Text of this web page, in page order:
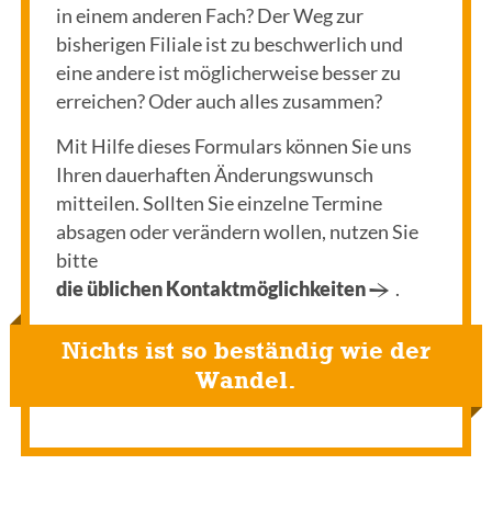
KONTAKT
LOGIN
Jetzt kostenloses
Erstgespräch online buchen!
030 - 53 000 50
in einem anderen Fach? Der Weg zur
bisherigen Filiale ist zu beschwerlich und
eine andere ist möglicherweise besser zu
erreichen? Oder auch alles zusammen?
Mit Hilfe dieses Formulars können Sie uns
Ihren dauerhaften Änderungswunsch
mitteilen. Sollten Sie einzelne Termine
absagen oder verändern wollen, nutzen Sie
bitte
die üblichen Kontaktmöglichkeiten
.
Nichts ist so beständig wie der
Wandel.